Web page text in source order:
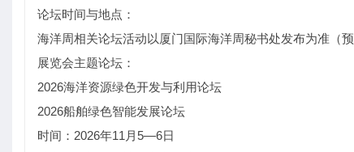
论坛时间与地点：
海洋周相关论坛活动以厦门国际海洋周秘书处发布为准（预
展览会主题论坛：
2026海洋资源绿色开发与利用论坛
2026船舶绿色智能发展论坛
时间：2026年11月5—6日